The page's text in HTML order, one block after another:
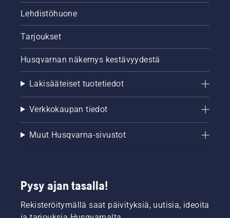
Lehdistöhuone
Tarjoukset
Husqvarnan näkemys kestävyydestä
Lakisääteiset tuotetiedot
Verkkokaupan tiedot
Muut Husqvarna-sivustot
Pysy ajan tasalla!
Rekisteröitymällä saat päivityksiä, uutisia, ideoita